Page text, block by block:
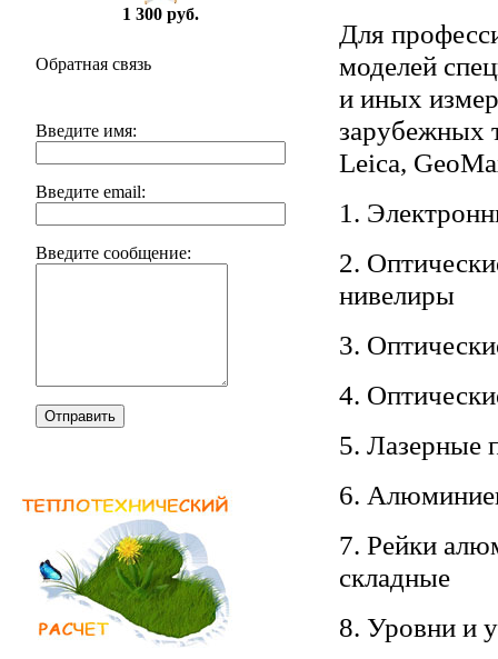
1 300 руб.
Обратная связь
Введите имя:
Введите email:
Введите сообщение:
Отправить
Для
моделей
и иных
зарубежных
Leica,
1.
2.
нивелиры
3.
4.
5. Лазерные
6.
7. Рейки
складные
8. Уровни и